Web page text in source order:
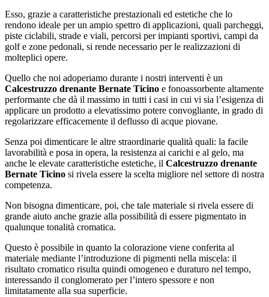
Esso, grazie a caratteristiche prestazionali ed estetiche che lo
rendono ideale per un ampio spettro di applicazioni, quali parcheggi,
piste ciclabili, strade e viali, percorsi per impianti sportivi, campi da
golf e zone pedonali, si rende necessario per le realizzazioni di
molteplici opere.
Quello che noi adoperiamo durante i nostri interventi è un
Calcestruzzo drenante Bernate Ticino e fonoassorbente altamente
performante che dà il massimo in tutti i casi in cui vi sia l’esigenza di
applicare un prodotto a elevatissimo potere convogliante, in grado di
regolarizzare efficacemente il deflusso di acque piovane.
Senza poi dimenticare le altre straordinarie qualità quali: la facile
lavorabilità e posa in opera, la resistenza ai carichi e al gelo, ma
anche le elevate caratteristiche estetiche, il Calcestruzzo drenante
Bernate Ticino si rivela essere la scelta migliore nel settore di nostra
competenza.
Non bisogna dimenticare, poi, che tale materiale si rivela essere di
grande aiuto anche grazie alla possibilità di essere pigmentato in
qualunque tonalità cromatica.
Questo è possibile in quanto la colorazione viene conferita al
materiale mediante l’introduzione di pigmenti nella miscela: il
risultato cromatico risulta quindi omogeneo e duraturo nel tempo,
interessando il conglomerato per l’intero spessore e non
limitatamente alla sua superficie.